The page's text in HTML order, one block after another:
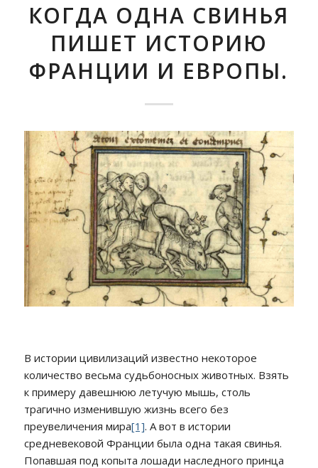
КОГДА ОДНА СВИНЬЯ
ПИШЕТ ИСТОРИЮ
ФРАНЦИИ И ЕВРОПЫ.
В истории цивилизаций известно некоторое
количество весьма судьбоносных животных. Взять
к примеру давешнюю летучую мышь, столь
трагично изменившую жизнь всего без
преувеличения мира[1]. А вот в истории
средневековой Франции была одна такая свинья.
Попавшая под копыта лошади наследного принца